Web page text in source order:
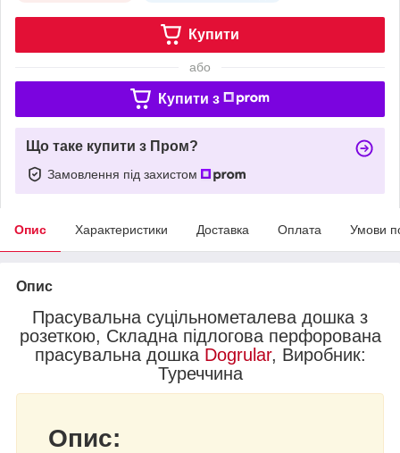
Купити
або
Купити з
Що таке купити з Пром?
Замовлення під захистом
Опис Характеристики Доставка Оплата Умови
Опис
Прасувальна суцільнометалева дошка з
розеткою, Складна підлогова перфорована
прасувальна дошка Dogrular, Виробник:
Туреччина
Опис: